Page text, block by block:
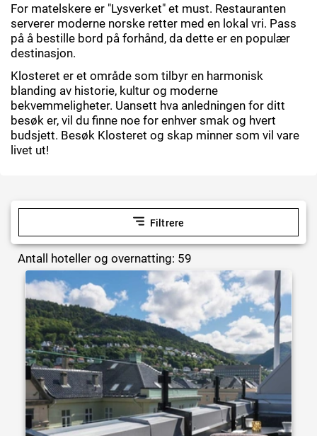
For matelskere er "Lysverket" et must. Restauranten
serverer moderne norske retter med en lokal vri. Pass
på å bestille bord på forhånd, da dette er en populær
destinasjon.
Klosteret er et område som tilbyr en harmonisk
blanding av historie, kultur og moderne
bekvemmeligheter. Uansett hva anledningen for ditt
besøk er, vil du finne noe for enhver smak og hvert
budsjett. Besøk Klosteret og skap minner som vil vare
livet ut!
Filtrere
Antall hoteller og overnatting: 59